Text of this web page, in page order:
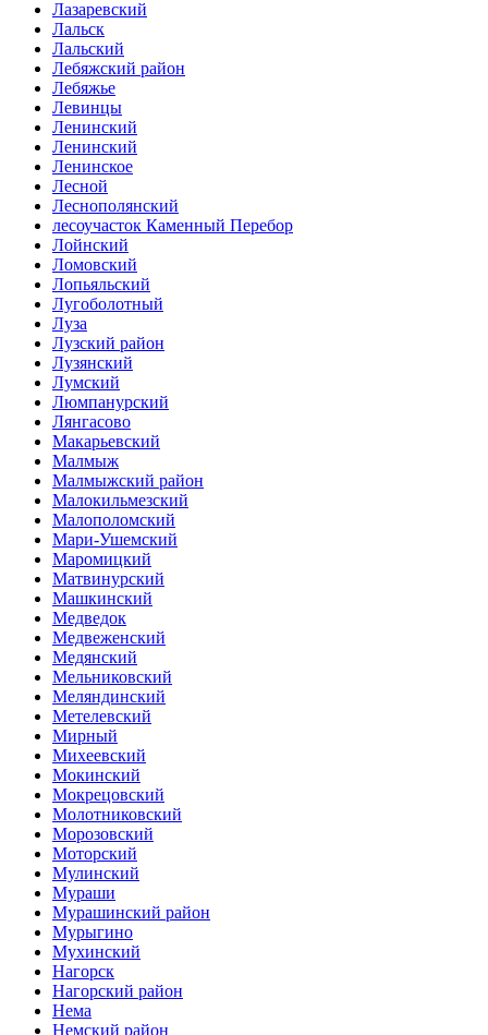
Лазаревский
Лальск
Лальский
Лебяжский район
Лебяжье
Левинцы
Ленинский
Ленинский
Ленинское
Лесной
Леснополянский
лесоучасток Каменный Перебор
Лойнский
Ломовский
Лопьяльский
Лугоболотный
Луза
Лузский район
Лузянский
Лумский
Люмпанурский
Лянгасово
Макарьевский
Малмыж
Малмыжский район
Малокильмезский
Малополомский
Мари-Ушемский
Маромицкий
Матвинурский
Машкинский
Медведок
Медвеженский
Медянский
Мельниковский
Меляндинский
Метелевский
Мирный
Михеевский
Мокинский
Мокрецовский
Молотниковский
Морозовский
Моторский
Мулинский
Мураши
Мурашинский район
Мурыгино
Мухинский
Нагорск
Нагорский район
Нема
Немский район